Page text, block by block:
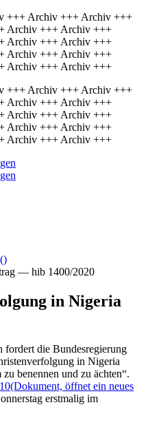
+++ Archiv +++ Archiv +++
Archiv +++ Archiv +++
Archiv +++ Archiv +++
Archiv +++ Archiv +++
Archiv +++ Archiv +++
+++ Archiv +++ Archiv +++
Archiv +++ Archiv +++
Archiv +++ Archiv +++
Archiv +++ Archiv +++
Archiv +++ Archiv +++
()
— hib 1400/2020
in Nigeria
die Bundesregierung
in Nigeria
benennen und zu ächten“.
(Dokument, öffnet ein neues
erstmalig im